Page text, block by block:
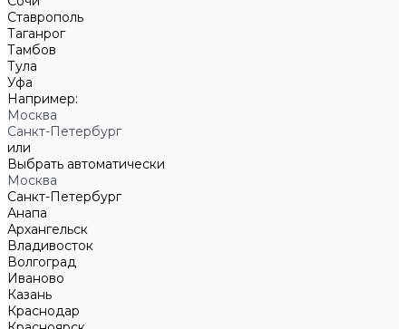
Ставрополь
Таганрог
Тамбов
Тула
Уфа
Например:
Москва
Санкт-Петербург
или
Выбрать автоматически
Москва
Санкт-Петербург
Анапа
Архангельск
Владивосток
Волгоград
Иваново
Казань
Краснодар